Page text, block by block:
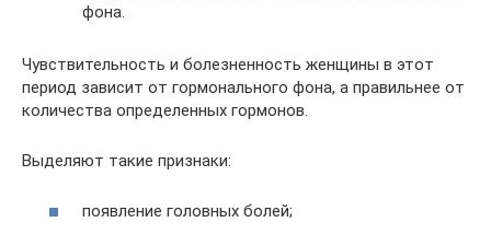
фона.
Чувствительность и болезненность женщины в этот
период зависит от гормонального фона, а правильнее от
количества определенных гормонов.
Выделяют такие признаки:
появление головных болей;